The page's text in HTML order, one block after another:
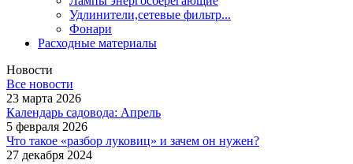
Удлинители,сетевые фильтр...
Фонари
Расходные материалы
Новости
Все новости
23 марта 2026
Календарь садовода: Апрель
5 февраля 2026
Что такое «разбор луковиц» и зачем он нужен?
27 декабря 2024